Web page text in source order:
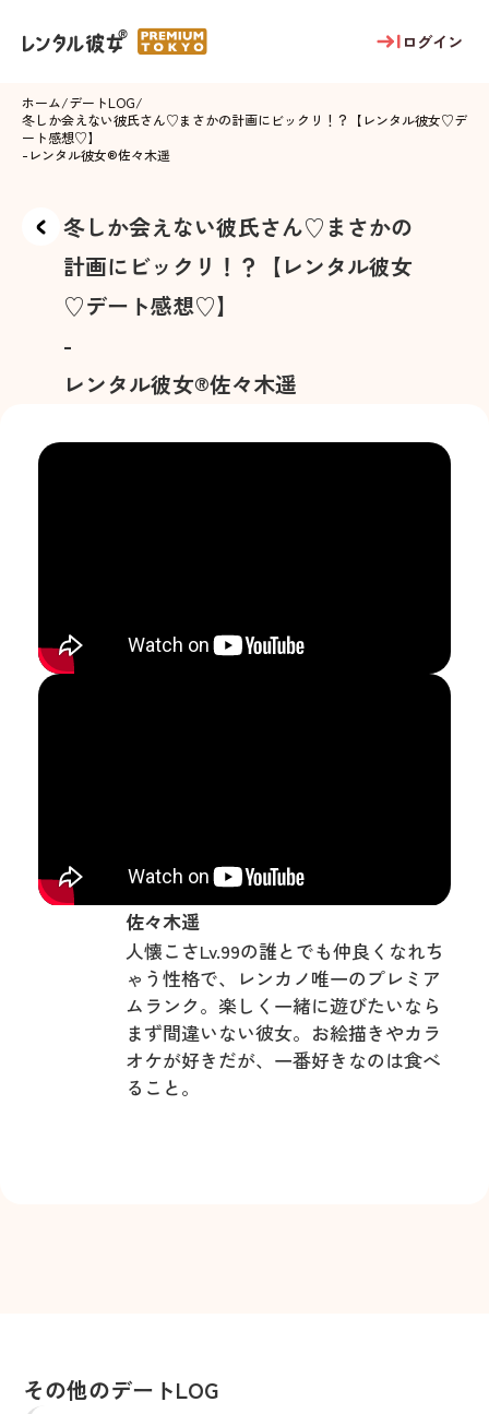
ログイン
ホーム/デートLOG/
冬しか会えない彼氏さん♡まさかの計画にビックリ！？【レンタル彼女♡デ
ート感想♡】
-レンタル彼女®佐々木遥
冬しか会えない彼氏さん♡まさかの
計画にビックリ！？【レンタル彼女
♡デート感想♡】
-
レンタル彼女®佐々木遥
佐々木遥
人懐こさLv.99の誰とでも仲良くなれち
ゃう性格で、レンカノ唯一のプレミア
ムランク。楽しく一緒に遊びたいなら
まず間違いない彼女。お絵描きやカラ
オケが好きだが、一番好きなのは食べ
ること。
その他のデートLOG